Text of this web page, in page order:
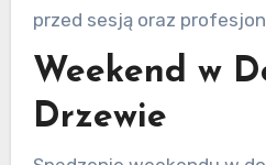
przed sesją oraz
Weekend w
Drzewie